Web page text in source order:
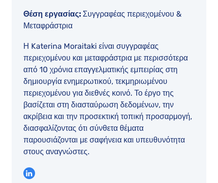
Θέση εργασίας: Συγγραφέας περιεχομένου &
Μεταφράστρια
Η Katerina Moraitaki είναι συγγραφέας
περιεχομένου και μεταφράστρια με περισσότερα
από 10 χρόνια επαγγελματικής εμπειρίας στη
δημιουργία ενημερωτικού, τεκμηριωμένου
περιεχομένου για διεθνές κοινό. Το έργο της
βασίζεται στη διασταύρωση δεδομένων, την
ακρίβεια και την προσεκτική τοπική προσαρμογή,
διασφαλίζοντας ότι σύνθετα θέματα
παρουσιάζονται με σαφήνεια και υπευθυνότητα
στους αναγνώστες.